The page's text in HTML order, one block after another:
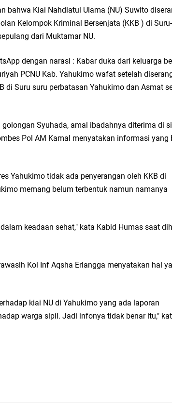
bahwa Kiai Nahdlatul Ulama (NU) Suwito
Kelompok Kriminal Bersenjata (KKB ) di
dari Muktamar NU.
dengan narasi : Kabar duka dari keluarga
PCNU Kab. Yahukimo wafat setelah
di Suru suru perbatasan Yahukimo dan Asmat
Syuhada, amal ibadahnya diterima di
Pol AM Kamal menyatakan informasi yang
Yahukimo tidak ada penyerangan oleh KKB di
memang belum terbentuk namun namanya
keadaan sehat," kata Kabid Humas saat
Kol Inf Aqsha Erlangga menyatakan hal
kiai NU di Yahukimo yang ada laporan
warga sipil. Jadi infonya tidak benar itu,"